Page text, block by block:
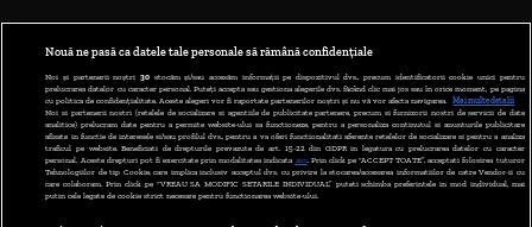
ABONARE DIGI TV
GESTIONAȚI PREFERINȚELE
CODUL DIGI24
CAMERE WEB
Nouă ne pasă ca datele tale personale să rămână confidențiale
Noi și partenerii noștri 30stocăm și/sau accesăm informații pe dispozitivul dvs., precum identificatorii cookie unici pentru
prelucrarea datelor cu caracter personal. Puteți accepta sau gestiona alegerile dvs. făcând clic mai jos sau în orice moment, pe pagina
cu politica de confidențialitate. Aceste alegeri vor fi raportate partenerilor noștri și nu vă vor afecta navigarea.
Mai multe detalii
Noi si partenerii nostri (retelele de socializare si agentiile de publicitate partenere, precum si furnizorii nostri de servicii de date
analitice) prelucram date pentru a permite website-ului sa functioneze, pentru a personaliza continutul si anunturile publicitare
afisate in functie de interesele si/sau profilul dvs., pentru a va oferi functionalitati aferente retelelor de socializare si pentru a analiza
traficul pe website. Beneficiati de drepturile prevazute de art. 15-22 din GDPR in legatura cu prelucrarea datelor cu caracter
personal. Aceste drepturi pot fi exercitate prin modalitatea indicata aici. Prin click pe “ACCEPT TOATE”, acceptati folosirea tuturor
Tehnologiilor de tip Cookie, care implica inclusiv acceptul dvs. cu privire la stocarea/accesarea informatiilor de catre Vendor-ii cu
care colaboram. Prin click pe “VREAU SA MODIFIC SETARILE INDIVIDUAL” puteti schimba preferintele in mod individual, mai
putin cele legate de cookie strict necesare pentru functionarea website-ului.